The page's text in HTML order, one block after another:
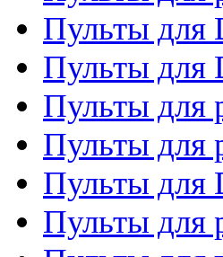
Пульты
Пульты для
Пульты для
Пульты для
Пульты для
Пульты для